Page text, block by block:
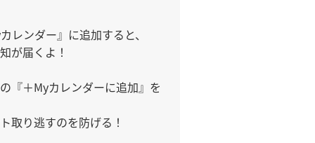
レンダー』に追加すると、
が届くよ！
『＋Myカレンダーに追加』を
取り逃すのを防げる！